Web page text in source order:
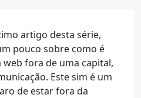
artigo desta série,
pouco sobre como é
fora de uma capital,
Este sim é um
de estar fora da